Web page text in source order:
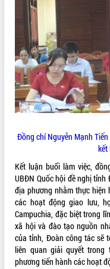
Họp báo thông tin về Hội nghị
Quy hoạch và Xúc tiến đầu tư
Lắk
Khơi thông điểm nghẽn, đẩy nhanh
giải ngân vốn khắc phục thiên tai
HĐND tỉnh thông qua điều chỉnh
hoạch tỉnh thời kỳ 2021-2030
Hội thảo góp ý hồ sơ điều chỉnh
tầm nhìn đến năm 2050
Nâng cao hiệu quả hoạt động
Hội nghị triển khai kết nối mạng
truyền số liệu chuyên dùng phục
quan Đảng, Nhà nước
Lễ phát động chuỗi hoạt động
tay làm sạch môi trường
Xã Ea Kar bước chuyển mình
công tác cải cách hành chính mô
mới
Đồng chí Nguyễn Mạnh
kết
Kết luận buổi làm việc,
UBĐN Quốc hội đề nghị
địa phương nhằm thực
các hoạt động giao lưu,
Campuchia, đặc biệt trong
xã hội và đào tạo nguồn
của tỉnh, Đoàn công tác sẽ
liên quan giải quyết
phương tiến hành các hoạt